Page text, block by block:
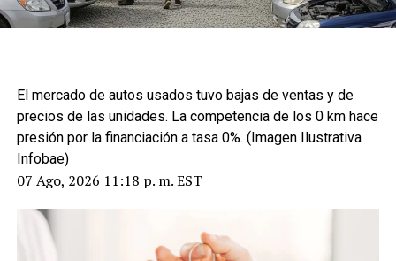
ADVERTISEMENT
El mercado de autos usados tuvo bajas de ventas y de
precios de las unidades. La competencia de los 0 km hace
presión por la financiación a tasa 0%. (Imagen Ilustrativa
Infobae)
07 Ago, 2026 11:18 p. m. EST